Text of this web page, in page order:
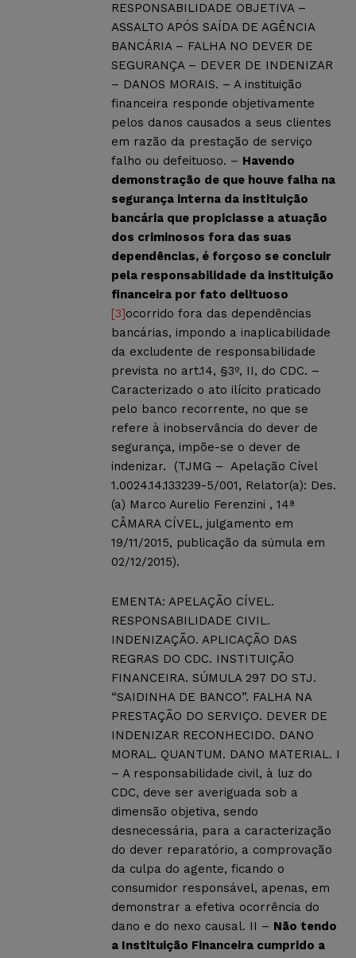
RESPONSABILIDADE OBJETIVA –
ASSALTO APÓS SAÍDA DE AGÊNCIA
BANCÁRIA – FALHA NO DEVER DE
SEGURANÇA – DEVER DE INDENIZAR
– DANOS MORAIS. – A instituição
financeira responde objetivamente
pelos danos causados a seus clientes
em razão da prestação de serviço
falho ou defeituoso. – Havendo
demonstração de que houve falha na
segurança interna da instituição
bancária que propiciasse a atuação
dos criminosos fora das suas
dependências, é forçoso se concluir
pela responsabilidade da instituição
financeira por fato delituoso
[3]ocorrido fora das dependências
bancárias, impondo a inaplicabilidade
da excludente de responsabilidade
prevista no art.14, §3º, II, do CDC. –
Caracterizado o ato ilícito praticado
pelo banco recorrente, no que se
refere à inobservância do dever de
segurança, impõe-se o dever de
indenizar. (TJMG – Apelação Cível
1.0024.14.133239-5/001, Relator(a): Des.
(a) Marco Aurelio Ferenzini , 14ª
CÂMARA CÍVEL, julgamento em
19/11/2015, publicação da súmula em
02/12/2015).
EMENTA: APELAÇÃO CÍVEL.
RESPONSABILIDADE CIVIL.
INDENIZAÇÃO. APLICAÇÃO DAS
REGRAS DO CDC. INSTITUIÇÃO
FINANCEIRA. SÚMULA 297 DO STJ.
“SAIDINHA DE BANCO”. FALHA NA
PRESTAÇÃO DO SERVIÇO. DEVER DE
INDENIZAR RECONHECIDO. DANO
MORAL. QUANTUM. DANO MATERIAL. I
– A responsabilidade civil, à luz do
CDC, deve ser averiguada sob a
dimensão objetiva, sendo
desnecessária, para a caracterização
do dever reparatório, a comprovação
da culpa do agente, ficando o
consumidor responsável, apenas, em
demonstrar a efetiva ocorrência do
dano e do nexo causal. II – Não tendo
a Instituição Financeira cumprido a